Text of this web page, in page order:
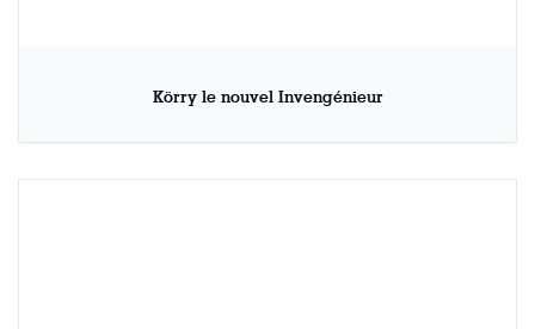
Körry le nouvel Invengénieur